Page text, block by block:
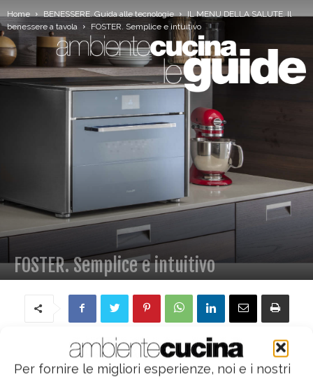
Per fornire le migliori esperienze, noi e i nostri
Home BENESSERE. Guida alle tecnologie
IL MENU DELLA SALUTE. Il
benessere a tavola
FOSTER. Semplice e intuitivo
FOSTER. Semplice e intuitivo
abbattitore multifunzione FLabbina le alte
prestazioni di una macchina ad uso